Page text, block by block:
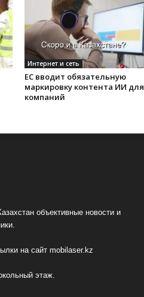
Интернет и сеть
ЕС вводит обязательную
маркировку контента ИИ для
компаний
объективные новости и
на сайт mobilaser.kz
этаж.